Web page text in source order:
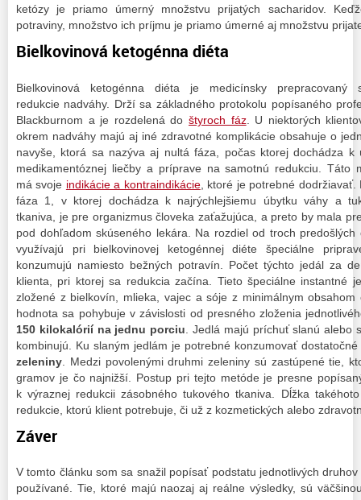
ketózy je priamo úmerný množstvu prijatých sacharidov.
potraviny, množstvo ich príjmu je priamo úmerné aj množstvu
Bielkovinová ketogénna diéta
Bielkovinová ketogénna diéta je medicínsky prepracovaný
redukcie nadváhy. Drží sa základného protokolu popísaného
Blackburnom a je rozdelená do štyroch fáz. U niektorých
okrem nadváhy majú aj iné zdravotné komplikácie obsahuje o
navyše, ktorá sa nazýva aj nultá fáza, počas ktorej dochádza k
medikamentóznej liečby a príprave na samotnú redukciu. Táto
má svoje indikácie a kontraindikácie, ktoré je potrebné dodržiavať.
fáza 1, v ktorej dochádza k najrýchlejšiemu úbytku váhy a
tkaniva, je pre organizmus človeka zaťažujúca, a preto by mala
pod dohľadom skúseného lekára. Na rozdiel od troch predošlých
využívajú pri bielkovinovej ketogénnej diéte špeciálne
konzumujú namiesto bežných potravín. Počet týchto jedál za
klienta, pri ktorej sa redukcia začína. Tieto špeciálne instantné
zložené z bielkovín, mlieka, vajec a sóje z minimálnym
hodnota sa pohybuje v závislosti od presného zloženia
150 kilokalórií na jednu porciu . Jedlá majú príchuť slanú alebo
kombinujú. Ku slaným jedlám je potrebné konzumovať
zeleniny . Medzi povolenými druhmi zeleniny sú zastúpené tie,
gramov je čo najnižší. Postup pri tejto metóde je presne
k výraznej redukcii zásobného tukového tkaniva. Dĺžka
redukcie, ktorú klient potrebuje, či už z kozmetických alebo
Záver
V tomto článku som sa snažil popísať podstatu jednotlivých
používané. Tie, ktoré majú naozaj aj reálne výsledky, sú